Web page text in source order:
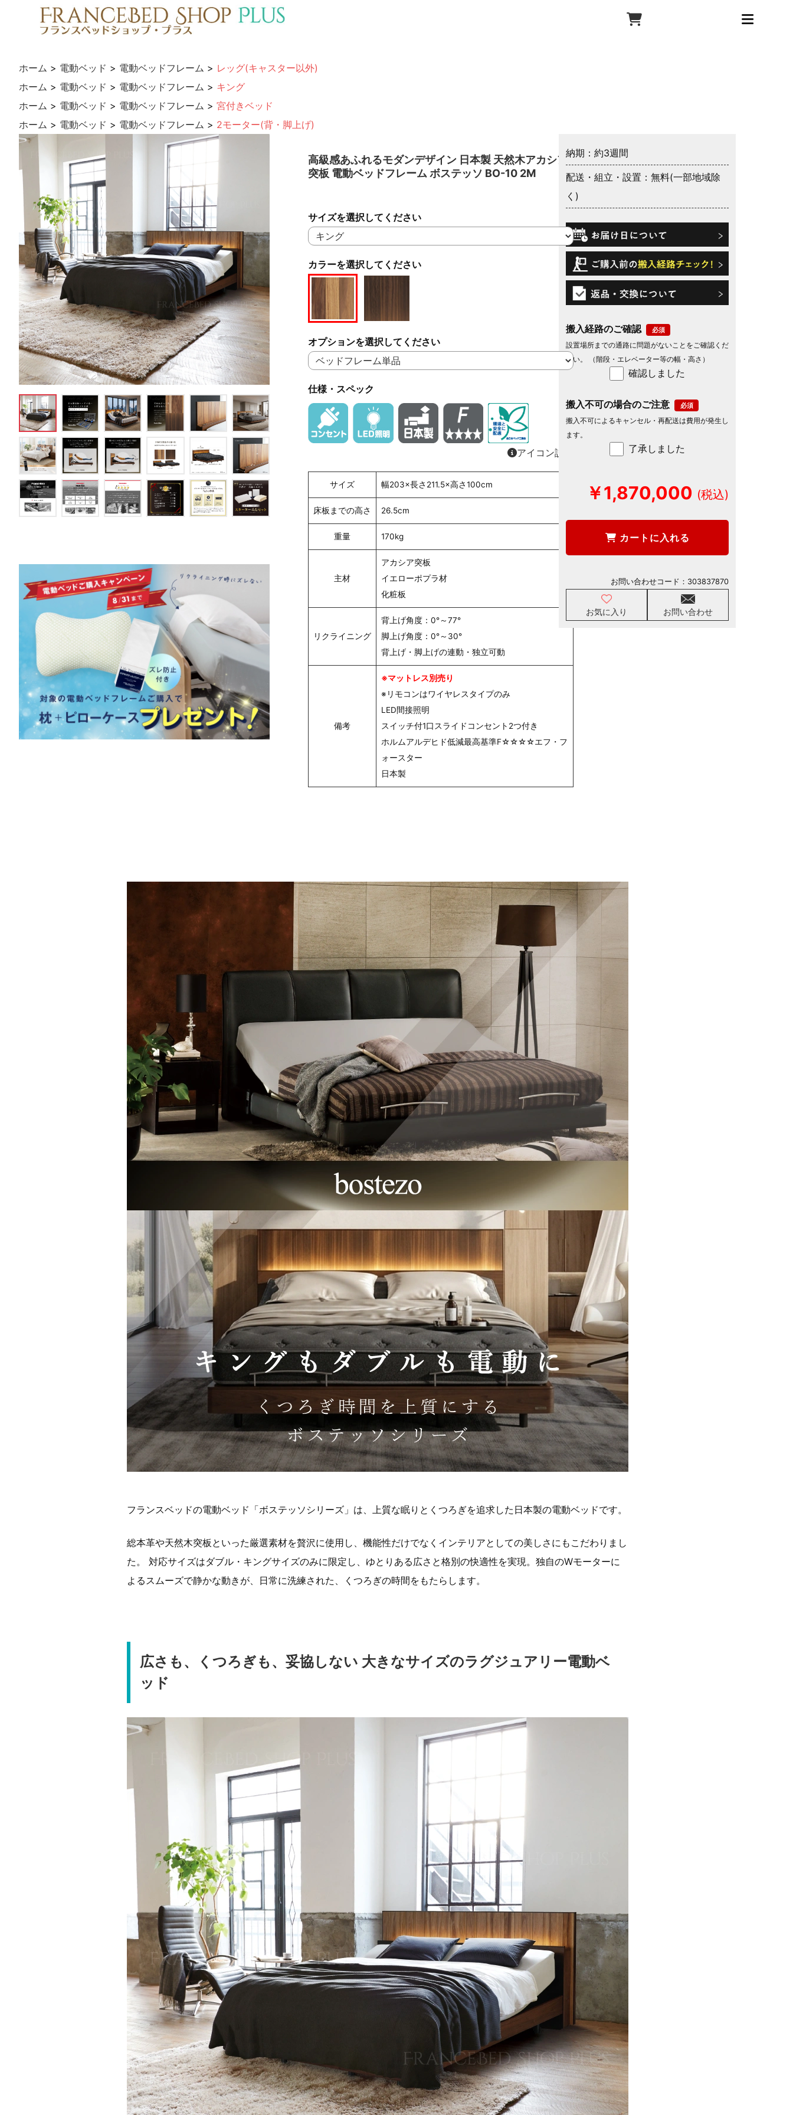
ホーム > 電動ベッド > 電動ベッドフレーム > レッグ(キャスター以外)
ホーム > 電動ベッド > 電動ベッドフレーム > キング
ホーム > 電動ベッド > 電動ベッドフレーム > 宮付きベッド
ホーム > 電動ベッド > 電動ベッドフレーム > 2モーター(背・脚上げ)
高級感あふれるモダンデザイン 日本製 天然木アカシア
突板 電動ベッドフレーム ボステッソ BO-10 2M
カラーを選択してください
サイズを選択してください
オプションを選択してください
仕様・スペック
アイコン説明
サイズ 幅203×長さ211.5×高さ100cm
床板までの高さ 26.5cm
重量 170kg
主材
アカシア突板
イエローポプラ材
化粧板
リクライニング
背上げ角度：0°～77°
脚上げ角度：0°～30°
背上げ・脚上げの連動・独立可動
備考
※マットレス別売り
※リモコンはワイヤレスタイプのみ
LED間接照明
スイッチ付1口スライドコンセント2つ付き
ホルムアルデヒド低減最高基準F☆☆☆☆エフ・フ
ォースター
日本製
納期：約3週間
配送・組立・設置：無料(一部地域除
く)
搬入経路のご確認
確認しました
設置場所までの通路に問題がないことをご確認くだ
さい。 （階段・エレベーター等の幅・高さ）
搬入不可の場合のご注意
了承しました
搬入不可によるキャンセル・再配送は費用が発生し
ます。
￥1,870,000
カートに入れる
お気に入り お問い合わせ
お問い合わせコード： 303837870
フランスベッドの電動ベッド「ボステッソシリーズ」は、上質な眠りとくつろぎを追求した日本製の電動ベッドです。
総本革や天然木突板といった厳選素材を贅沢に使用し、機能性だけでなくインテリアとしての美しさにもこだわりまし
た。 対応サイズはダブル・キングサイズのみに限定し、ゆとりある広さと格別の快適性を実現。独自のWモーターに
よるスムーズで静かな動きが、日常に洗練された、くつろぎの時間をもたらします。
広さも、くつろぎも、妥協しない 大きなサイズのラグジュアリー電動ベ
ッド